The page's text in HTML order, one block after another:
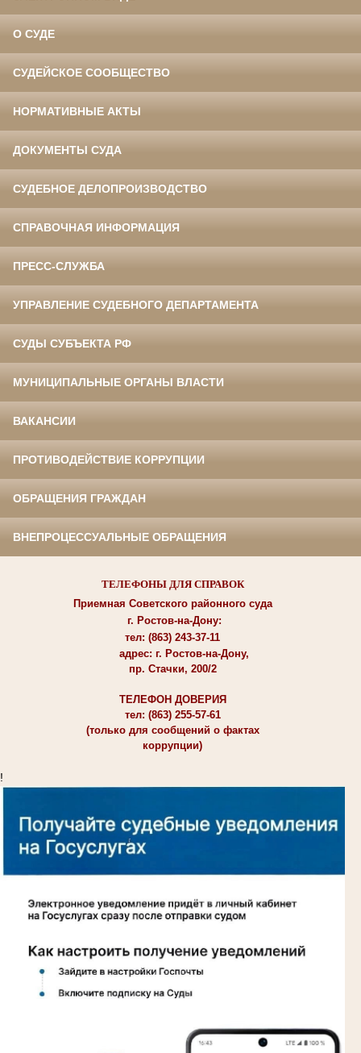
О СУДЕ
СУДЕЙСКОЕ СООБЩЕСТВО
НОРМАТИВНЫЕ АКТЫ
ДОКУМЕНТЫ СУДА
СУДЕБНОЕ ДЕЛОПРОИЗВОДСТВО
СПРАВОЧНАЯ ИНФОРМАЦИЯ
ПРЕСС-СЛУЖБА
УПРАВЛЕНИЕ СУДЕБНОГО ДЕПАРТАМЕНТА
СУДЫ СУБЪЕКТА РФ
МУНИЦИПАЛЬНЫЕ ОРГАНЫ ВЛАСТИ
ВАКАНСИИ
ПРОТИВОДЕЙСТВИЕ КОРРУПЦИИ
ОБРАЩЕНИЯ ГРАЖДАН
ВНЕПРОЦЕССУАЛЬНЫЕ ОБРАЩЕНИЯ
ТЕЛЕФОНЫ ДЛЯ СПРАВОК
Приемная Советского районного суда
г. Ростов-на-Дону:
тел: (863) 243-37-11
адрес: г. Ростов-на-Дону,
пр. Стачки, 200/2
ТЕЛЕФОН ДОВЕРИЯ
тел: (863) 255-57-61
(только для сообщений о фактах
коррупции)
!